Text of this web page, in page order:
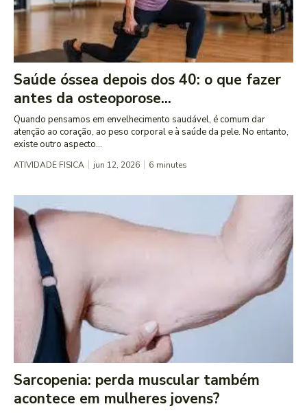
Saúde óssea depois dos 40: o que fazer
antes da osteoporose...
Quando pensamos em envelhecimento saudável, é comum dar
atenção ao coração, ao peso corporal e à saúde da pele. No entanto,
existe outro aspecto...
ATIVIDADE FISICA jun 12, 2026 6 minutes
Sarcopenia: perda muscular também
acontece em mulheres jovens?